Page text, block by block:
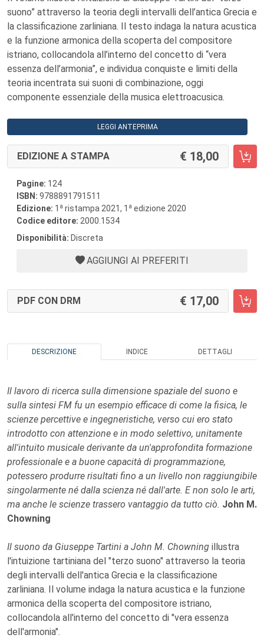
suono” attraverso la teoria degli intervalli dell’antica Grecia e
la classificazione zarliniana. Il testo indaga la natura acustica
e la funzione armonica della scoperta del compositore
istriano, collocandola all’interno del concetto di “vera
essenza dell’armonia”, e individua conquiste e limiti della
teoria incentrata sui suoni di combinazione, oggi
componente essenziale della musica elettroacusica.
LEGGI ANTEPRIMA
EDIZIONE A STAMPA 18,00
Pagine: 124
ISBN: 9788891791511
Edizione: 1 a ristampa 2021, 1 a edizione 2020
Codice editore: 2000.1534
Disponibilità: Discreta
AGGIUNGI AI PREFERITI
PDF CON DRM 17,00
DESCRIZIONE INDICE DETTAGLI
Il lavoro di ricerca sulla dimensione spaziale del suono e
sulla sintesi FM fu un esempio efficace di come la fisica, le
scienze percettive e ingegneristiche, verso cui ero stato
introdotto con attenzione e in modo selettivo, unitamente
all'intuito musicale derivante da un'approfondita formazione
professionale e a buone capacità di programmazione,
potessero produrre risultati fino a un livello non raggiungibile
singolarmente né dalla scienza né dall'arte. E non solo le arti,
ma anche le scienze trassero vantaggio da tutto ciò. John M.
Chowning
Il suono da Giuseppe Tartini a John M. Chowning illustra
l'intuizione tartiniana del "terzo suono" attraverso la teoria
degli intervalli dell'antica Grecia e la classificazione
zarliniana. Il volume indaga la natura acustica e la funzione
armonica della scoperta del compositore istriano,
collocandola all'interno del concetto di "vera essenza
dell'armonia".